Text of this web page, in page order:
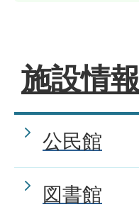
施設情報
公民館
図書館